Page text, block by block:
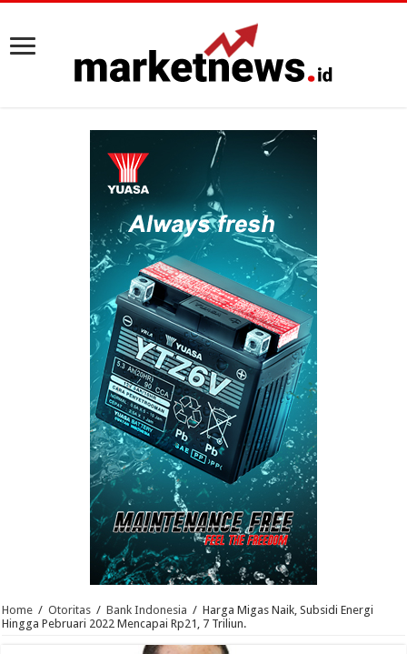
Home / Otoritas / Bank Indonesia / Harga Migas Naik, Subsidi Energi
Hingga Pebruari 2022 Mencapai Rp21, 7 Triliun.